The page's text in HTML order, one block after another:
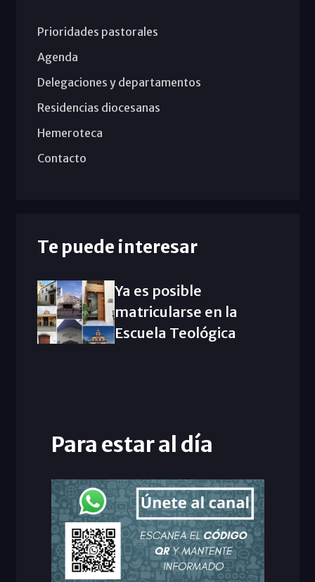
Prioridades pastorales
Agenda
Delegaciones y departamentos
Residencias diocesanas
Hemeroteca
Contacto
Te puede interesar
Ya es posible
matricularse en la
Escuela Teológica
Para estar al día